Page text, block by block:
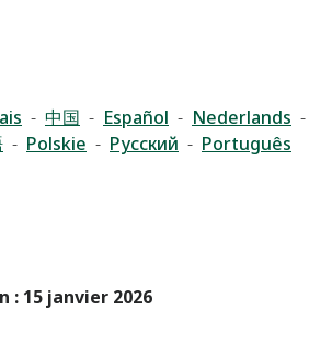
- 中国 - Español - Nederlands -
- Polskie - Pусский - Português
: 15 janvier 2026